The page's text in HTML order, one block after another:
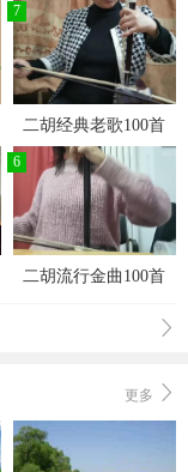
7
二胡经典老歌100首
6
二胡流行金曲100首
更多